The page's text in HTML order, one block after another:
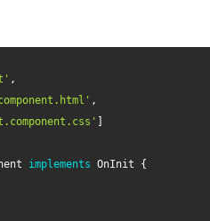
,
,
implements OnInit
{